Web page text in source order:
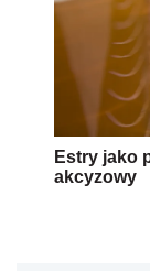
Estry jako
akcyzowy